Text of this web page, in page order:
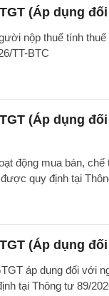
(Áp dụng
nộp thuế tính
TT-BTC
(Áp dụng
động mua bán,
quy định tại
(Áp dụng
áp dụng đối với
tại Thông tư 89/